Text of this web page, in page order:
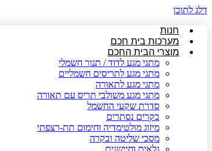
דלג לתוכן
חנות
מערכות בית חכם
מוצרי הבית החכם
מתגי מגע לדוד / תנור חשמלי
מתגי מגע לתריסים חשמליים
מתגי מגע לתאורה
מתגי מגע משולבי תריס עם תאורה
סדרת שקעי החשמל
בקרים נסתרים
מיזוג מולטימדיה וחימום תת-רצפתי
מסכי שליטה ובקרה
גלאים וחיישנים